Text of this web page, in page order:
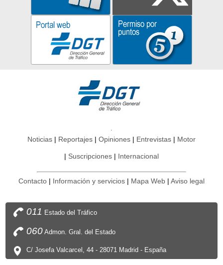
Noticias Reportajes Opiniones Entrevistas Motor
Suscripciones Internacional
Contacto Información y servicios Mapa Web Aviso legal
011 Estado del Tráfico
060Admon. Gral. del Estado
C/ Josefa Valcarcel, 44 - 28071 Madrid - España